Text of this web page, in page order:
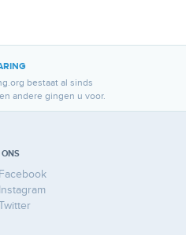
bestaat al sinds
andere gingen u voor.
Facebook
Instagram